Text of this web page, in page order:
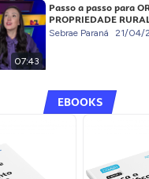
07:43
Passo a passo para
PROPRIEDADE
Sebrae Paraná 21/04/
EBOOKS